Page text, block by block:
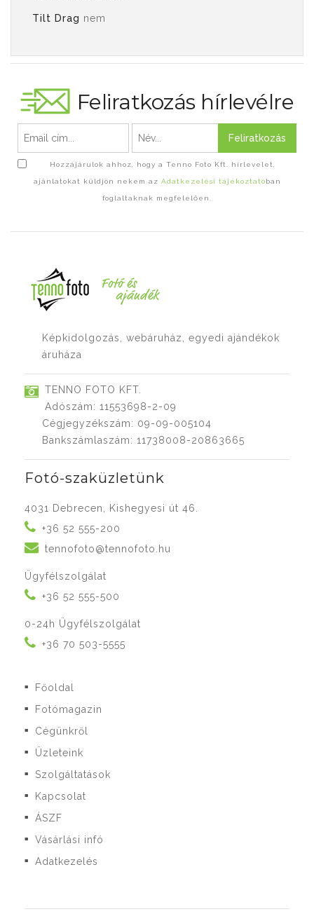
Tilt Drag nem
Feliratkozás hírlevélre
Feliratkozás
Hozzájárulok ahhoz, hogy a Tenno Foto Kft. hírlevelet,
ajánlatokat küldjön nekem az Adatkezelési tájékoztatóban
foglaltaknak megfelelően.
Képkidolgozás, webáruház, egyedi ajándékok
áruháza
TENNO FOTO KFT.
Adószám: 11553698-2-09
Cégjegyzékszám: 09-09-005104
Bankszámlaszám: 11738008-20863665
Fotó-szaküzletünk
4031 Debrecen, Kishegyesi út 46.
+36 52 555-200
tennofoto@tennofoto.hu
Ügyfélszolgálat
+36 52 555-500
0-24h Ügyfélszolgálat
+36 70 503-5555
■ Főoldal
■ Fotómagazin
■ Cégünkről
■ Üzleteink
■ Szolgáltatások
■ Kapcsolat
■ ÁSZF
■ Vásárlási infó
■ Adatkezelés